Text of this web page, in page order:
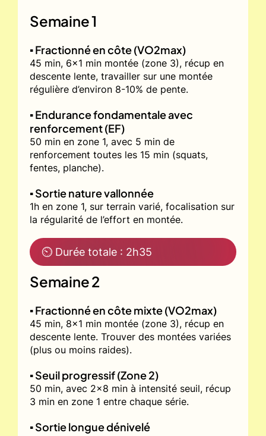
Semaine 1
▪️ Fractionné en côte (VO2max)
45 min, 6x1 min montée (zone 3), récup en
descente lente, travailler sur une montée
régulière d’environ 8-10% de pente.
▪️ Endurance fondamentale avec
renforcement (EF)
50 min en zone 1, avec 5 min de
renforcement toutes les 15 min (squats,
fentes, planche).
▪️ Sortie nature vallonnée
1h en zone 1, sur terrain varié, focalisation sur
la régularité de l’effort en montée.
⏲ Durée totale : 2h35
Semaine 2
▪️ Fractionné en côte mixte (VO2max)
45 min, 8x1 min montée (zone 3), récup en
descente lente. Trouver des montées variées
(plus ou moins raides).
▪️ Seuil progressif (Zone 2)
50 min, avec 2x8 min à intensité seuil, récup
3 min en zone 1 entre chaque série.
▪️ Sortie longue dénivelé